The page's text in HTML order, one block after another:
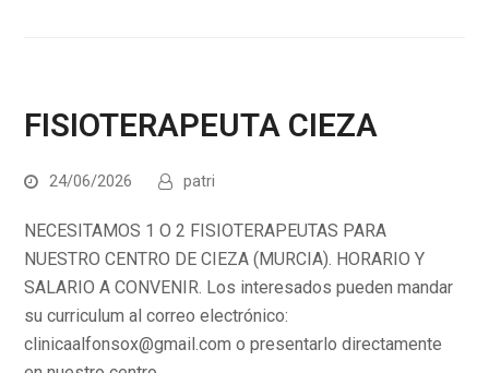
FISIOTERAPEUTA CIEZA
24/06/2026 patri
NECESITAMOS 1 O 2 FISIOTERAPEUTAS PARA
NUESTRO CENTRO DE CIEZA (MURCIA). HORARIO Y
SALARIO A CONVENIR. Los interesados pueden mandar
su curriculum al correo electrónico:
clinicaalfonsox@gmail.com o presentarlo directamente